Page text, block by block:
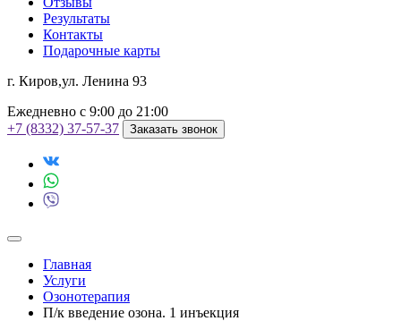
Результаты
Контакты
Подарочные карты
г. Киров,ул. Ленина 93
Ежедневно с 9:00 до 21:00
+7 (8332) 37-57-37
Заказать звонок
Главная
Услуги
Озонотерапия
П/к введение озона. 1 инъекция